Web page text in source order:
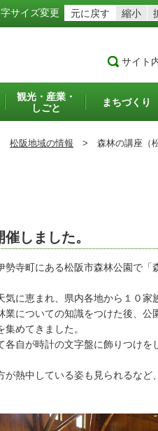
サイズ変更 元に戻す 縮小
サイト
観光・産業・
しごと
まちづくり
松阪地域の情報 > 森林の講座（
しました。
寺町にある松阪市森林公園で「
に恵まれ、県内各地から１０家
についての知識をつけた後、公
めてきました。
自が時計の文字盤に飾りつけを
熱中している姿も見られるなど